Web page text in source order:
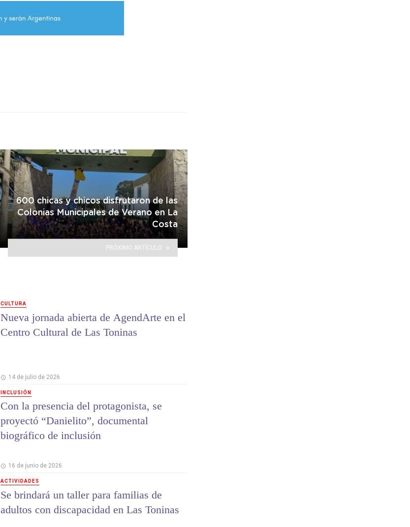
600 chicas y chicos disfrutaron de las
Colonias Municipales de Verano en La
Costa
PRÓXIMO ARTÍCULO
CULTURA
Nueva jornada abierta de AgendArte en el
Centro Cultural de Las Toninas
14 de julio de 2026
INCLUSIÓN
Con la presencia del protagonista, se
proyectó “Danielito”, documental
biográfico de inclusión
16 de junio de 2026
ACTIVIDADES
Se brindará un taller para familias de
adultos con discapacidad en Las Toninas